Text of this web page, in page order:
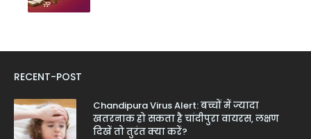
RECENT-POST
Chandipura Virus Alert: बच्चों में ज्यादा
खतरनाक हो सकता है चांदीपुरा वायरस, लक्षण
दिखें तो तुरंत क्या करें?